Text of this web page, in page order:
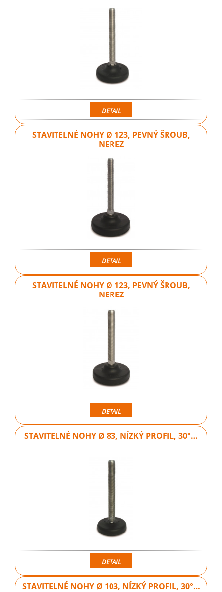
DETAIL
STAVITELNÉ NOHY Ø 123, PEVNÝ ŠROUB,
NEREZ
DETAIL
STAVITELNÉ NOHY Ø 123, PEVNÝ ŠROUB,
NEREZ
DETAIL
STAVITELNÉ NOHY Ø 83, NÍZKÝ PROFIL, 30°…
DETAIL
STAVITELNÉ NOHY Ø 103, NÍZKÝ PROFIL, 30°…